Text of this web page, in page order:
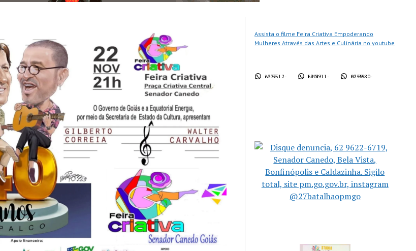
Assista o filme Feira Criativa Empoderando
Mulheres Através das Artes e Culinária no youtube
62 3512-1437 62 9911-1901 62 9980-0759